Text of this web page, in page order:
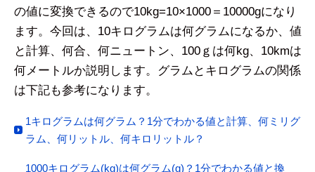
の値に変換できるので10kg=10×1000＝10000gになり
ます。今回は、10キログラムは何グラムになるか、値
と計算、何合、何ニュートン、100ｇは何kg、10kmは
何メートルか説明します。グラムとキログラムの関係
は下記も参考になります。
1キログラムは何グラム？1分でわかる値と計算、何ミリグ
ラム、何リットル、何キロリットル？
1000キログラム(kg)は何グラム(g)？1分でわかる値と換